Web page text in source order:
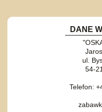
DANE
ul.
54-
Telefon: